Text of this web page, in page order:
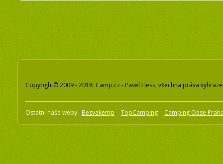
Copyright© 2009 - 2018 Camp.cz - Pavel Hess, všechna práva
Ostatní naše weby: Bezvakemp TopCamping Camping Oase